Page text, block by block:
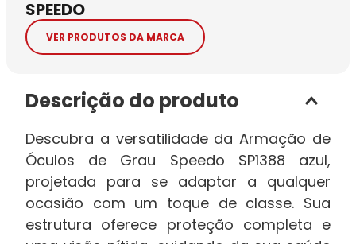
SPEEDO
VER PRODUTOS DA MARCA
Descrição do produto
Descubra a versatilidade da Armação de
Óculos de Grau Speedo SP1388 azul,
projetada para se adaptar a qualquer
ocasião com um toque de classe. Sua
estrutura oferece proteção completa e